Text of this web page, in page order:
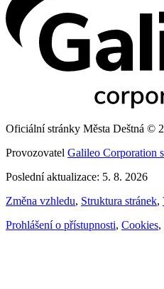
Oficiální stránky Města Deštná ©
Provozovatel Galileo Corporation
Poslední aktualizace: 5. 8. 2026
Změna vzhledu, Struktura stránek,
Prohlášení o přístupnosti, Cookies,